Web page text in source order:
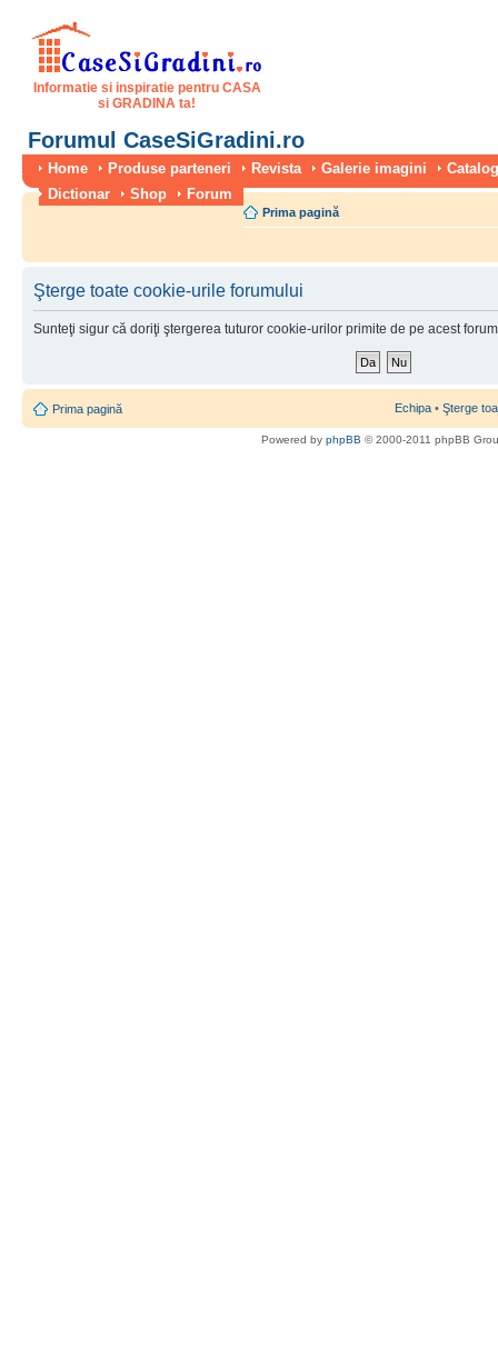
Informatie si inspiratie pentru CASA
si GRADINA ta!
Forumul CaseSiGradini.ro
Home Produse parteneri Revista Galerie imagini
Dictionar
Shop Forum
Prima pagină
Şterge toate cookie-urile forumului
Sunteţi sigur că doriţi ştergerea tuturor cookie-urilor primite de pe acest
Prima pagină Echipa • Şterge
Powered by phpBB © 2000-2011 phpBB